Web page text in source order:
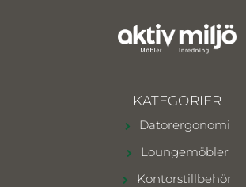
KATEGORIER
Datorergonomi
Loungemöbler
Kontorstillbehör